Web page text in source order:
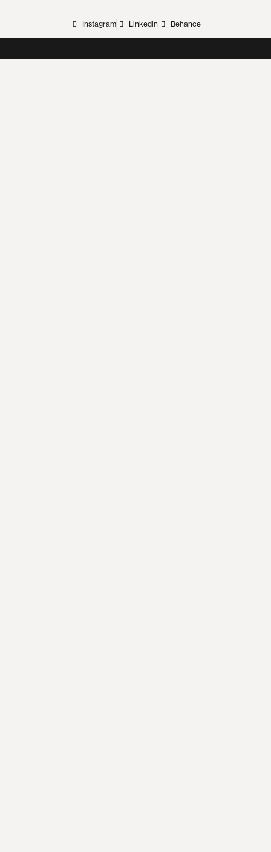
Instagram Linkedin Behance